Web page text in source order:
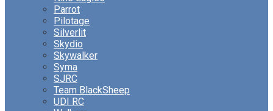
Parrot
Pilotage
Silverlit
Skydio
Skywalker
Syma
SJRC
Team BlackSheep
UDI RC